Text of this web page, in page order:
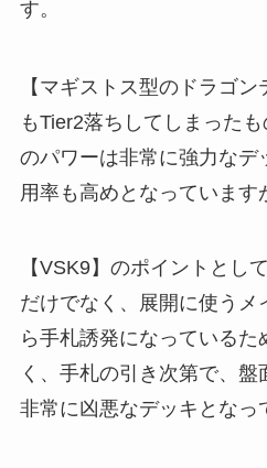
す。
【マギストス型のドラゴン
もTier2落ちしてしまった
のパワーは非常に強力なデ
用率も高めとなっています
【VSK9】のポイントとし
だけでなく、展開に使うメ
ら手札誘発になっているた
く、手札の引き次第で、盤
非常に凶悪なデッキとなっ